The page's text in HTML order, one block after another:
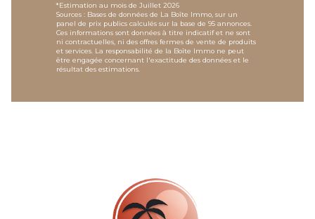
*Estimation au mois de Juillet 2026
Sources : Bases de données de La Boîte Immo, sur un
panel de prix publics calculés sur la base de 95 annonces.
Ces informations sont données à titre indicatif et ne sont
ni contractuelles, ni des offres fermes de vente de produits
et services. La responsabilité de la Boîte Immo ne peut
être engagée concernant l'exactitude des données et le
résultat des estimations.